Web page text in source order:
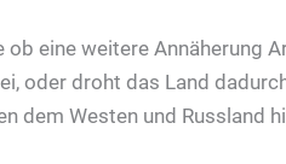
eine weitere Annäherung
oder droht das Land
dem Westen und Russland